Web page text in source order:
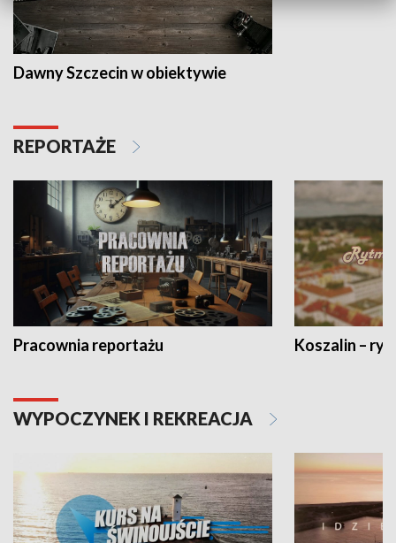
Dawny Szczecin w obiektywie
REPORTAŻE
Pracownia reportażu Koszalin –
WYPOCZYNEK I REKREACJA